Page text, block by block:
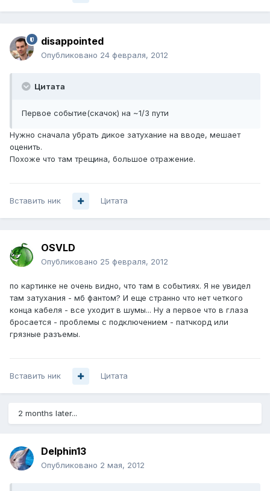
disappointed
Опубликовано 24 февраля, 2012
Цитата
Первое событие(скачок) на ~1/3 пути
Нужно сначала убрать дикое затухание на вводе, мешает
оценить.
Похоже что там трещина, большое отражение.
Вставить ник Цитата
OSVLD
Опубликовано 25 февраля, 2012
по картинке не очень видно, что там в событиях. Я не увидел
там затухания - мб фантом? И еще странно что нет четкого
конца кабеля - все уходит в шумы... Ну а первое что в глаза
бросается - проблемы с подключением - патчкорд или
грязные разъемы.
Вставить ник Цитата
2 months later...
Delphin13
Опубликовано 2 мая, 2012